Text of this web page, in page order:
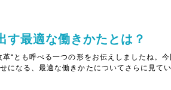
最適な働きかたとは？
“とも呼べる一つの形をお伝えしましたね。
になる、最適な働きかたについてさらに見て